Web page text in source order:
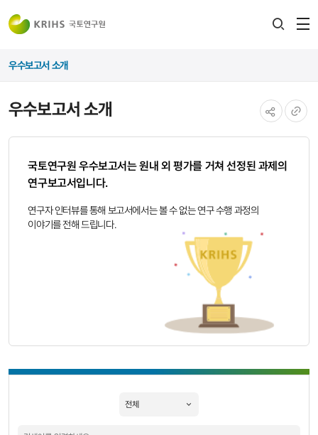
우수보고서 소개
우수보고서 소개
국토연구원 우수보고서는 원내 외 평가를 거쳐 선정된 과제의
연구보고서입니다.
연구자 인터뷰를 통해 보고서에서는 볼 수 없는 연구 수행 과정의
이야기를 전해 드립니다.